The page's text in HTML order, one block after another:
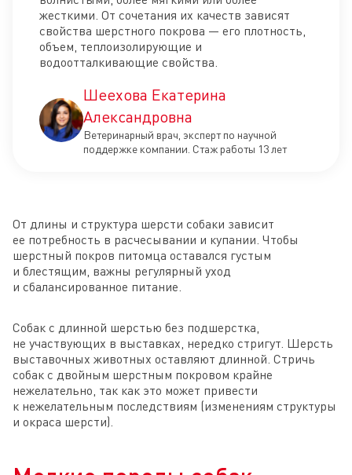
жесткими. От сочетания их качеств зависят
свойства шерстного покрова — его плотность,
объем, теплоизолирующие и
водоотталкивающие свойства.
Шеехова Екатерина
Александровна
Ветеринарный врач, эксперт по научной
поддержке компании. Стаж работы 13 лет
От длины и структура шерсти собаки зависит
ее потребность в расчесывании и купании. Чтобы
шерстный покров питомца оставался густым
и блестящим, важны регулярный уход
и сбалансированное питание.
Собак с длинной шерстью без подшерстка,
не участвующих в выставках, нередко стригут. Шерсть
выставочных животных оставляют длинной. Стричь
собак с двойным шерстным покровом крайне
нежелательно, так как это может привести
к нежелательным последствиям (изменениям структуры
и окраса шерсти).